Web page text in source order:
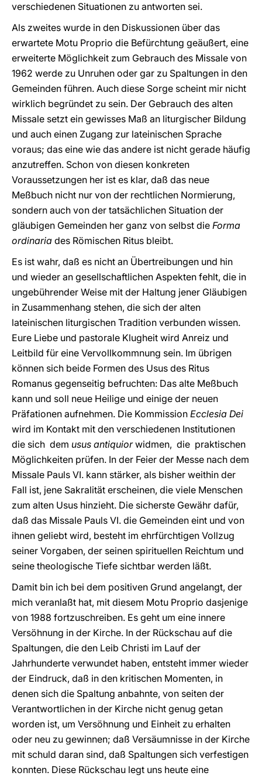
verschiedenen Situationen zu antworten sei.
Als zweites wurde in den Diskussionen über das
erwartete Motu Proprio die Befürchtung geäußert, eine
erweiterte Möglichkeit zum Gebrauch des Missale von
1962 werde zu Unruhen oder gar zu Spaltungen in den
Gemeinden führen. Auch diese Sorge scheint mir nicht
wirklich begründet zu sein. Der Gebrauch des alten
Missale setzt ein gewisses Maß an liturgischer Bildung
und auch einen Zugang zur lateinischen Sprache
voraus; das eine wie das andere ist nicht gerade häufig
anzutreffen. Schon von diesen konkreten
Voraussetzungen her ist es klar, daß das neue
Meßbuch nicht nur von der rechtlichen Normierung,
sondern auch von der tatsächlichen Situation der
gläubigen Gemeinden her ganz von selbst die Forma
ordinaria des Römischen Ritus bleibt.
Es ist wahr, daß es nicht an Übertreibungen und hin
und wieder an gesellschaftlichen Aspekten fehlt, die in
ungebührender Weise mit der Haltung jener Gläubigen
in Zusammenhang stehen, die sich der alten
lateinischen liturgischen Tradition verbunden wissen.
Eure Liebe und pastorale Klugheit wird Anreiz und
Leitbild für eine Vervollkommnung sein. Im übrigen
können sich beide Formen des Usus des Ritus
Romanus gegenseitig befruchten: Das alte Meßbuch
kann und soll neue Heilige und einige der neuen
Präfationen aufnehmen. Die Kommission Ecclesia Dei
wird im Kontakt mit den verschiedenen Institutionen
die sich dem usus antiquiorwidmen, die praktischen
Möglichkeiten prüfen. In der Feier der Messe nach dem
Missale Pauls VI. kann stärker, als bisher weithin der
Fall ist, jene Sakralität erscheinen, die viele Menschen
zum alten Usus hinzieht. Die sicherste Gewähr dafür,
daß das Missale Pauls VI. die Gemeinden eint und von
ihnen geliebt wird, besteht im ehrfürchtigen Vollzug
seiner Vorgaben, der seinen spirituellen Reichtum und
seine theologische Tiefe sichtbar werden läßt.
Damit bin ich bei dem positiven Grund angelangt, der
mich veranlaßt hat, mit diesem Motu Proprio dasjenige
von 1988 fortzuschreiben. Es geht um eine innere
Versöhnung in der Kirche. In der Rückschau auf die
Spaltungen, die den Leib Christi im Lauf der
Jahrhunderte verwundet haben, entsteht immer wieder
der Eindruck, daß in den kritischen Momenten, in
denen sich die Spaltung anbahnte, von seiten der
Verantwortlichen in der Kirche nicht genug getan
worden ist, um Versöhnung und Einheit zu erhalten
oder neu zu gewinnen; daß Versäumnisse in der Kirche
mit schuld daran sind, daß Spaltungen sich verfestigen
konnten. Diese Rückschau legt uns heute eine